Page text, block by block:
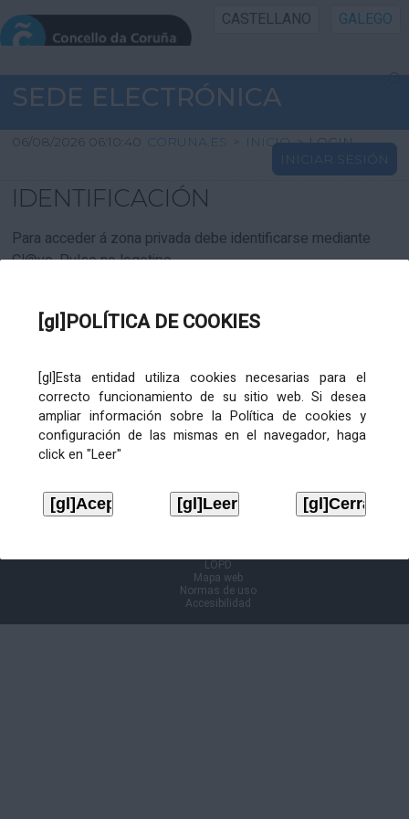
[gl]POLÍTICA DE COOKIES
[gl]Esta entidad utiliza cookies necesarias para el
correcto funcionamiento de su sitio web. Si desea
ampliar información sobre la Política de cookies y
configuración de las mismas en el navegador, haga
click en "Leer"
CASTELLANO GALEGO
INICIO SEDE
INICIO
INFORMACIÓN PÚBLICA
CARTAFOL CIDADÁN
SEDE ELECTRÓNICA
06/08/2026 06:10:40 CORUNA.ES > INICIO > LOGIN
INICIAR SESIÓN
IDENTIFICACIÓN
Para acceder á zona privada debe identificarse mediante
Cl@ve. Pulse no logotipo
LOPD
Mapa web
Normas de uso
Accesibilidad